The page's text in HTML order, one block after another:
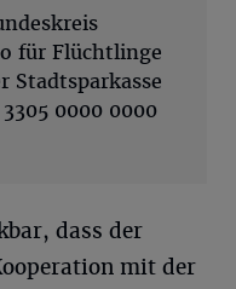
für Flüchtlinge
Stadtsparkasse
0000 0000
dass der
mit der